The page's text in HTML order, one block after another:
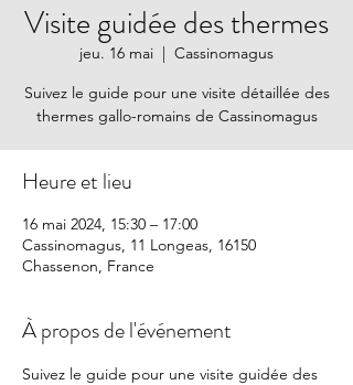
Visite guidée des thermes
jeu. 16 mai
  |
Cassinomagus
Suivez le guide pour une visite détaillée des
thermes gallo-romains de Cassinomagus
Heure et lieu
16 mai 2024, 15:30 – 17:00
Cassinomagus, 11 Longeas, 16150
Chassenon, France
À propos de l'événement
Suivez le guide pour une visite guidée des